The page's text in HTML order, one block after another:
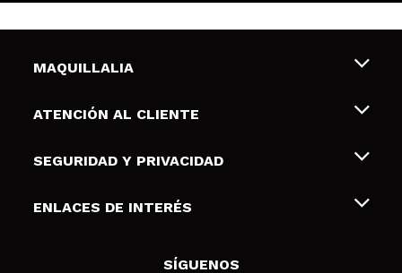
MAQUILLALIA
Sobre nosotros
Tarjetas de Regalo
ATENCIÓN AL CLIENTE
Envíos y devoluciones
Formas de pago
SEGURIDAD Y PRIVACIDAD
Terminos y condiciones de uso
Política de cookies
ENLACES DE INTERÉS
SÍGUENOS